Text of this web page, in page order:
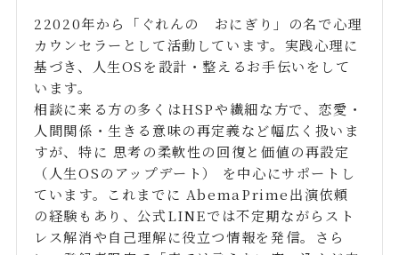
22020年から「ぐれんの おにぎり」の名で心理
カウンセラーとして活動しています。実践心理に
基づき、人生OSを設計・整えるお手伝いをして
います。
相談に来る方の多くはHSPや繊細な方で、恋愛・
人間関係・生きる意味の再定義など幅広く扱いま
すが、特に 思考の柔軟性の回復と価値の再設定
（人生OSのアップデート） を中心にサポートし
ています。これまでに AbemaPrime出演依頼
の経験もあり、公式LINEでは不定期ながらスト
レス解消や自己理解に役立つ情報を発信。さら